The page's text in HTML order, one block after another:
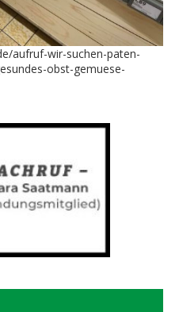
aufruf-wir-suchen-paten-
obst-gemuese-